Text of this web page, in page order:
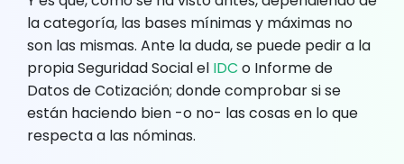
la categoría, las bases mínimas y máximas no
son las mismas. Ante la duda, se puede pedir a la
propia Seguridad Social el IDC o Informe de
Datos de Cotización; donde comprobar si se
están haciendo bien -o no- las cosas en lo que
respecta a las nóminas.